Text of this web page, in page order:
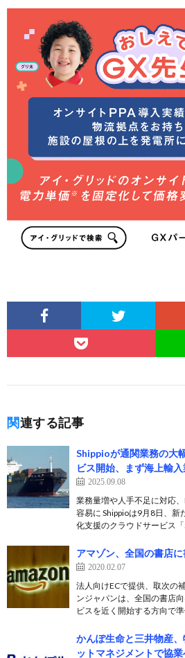
関連する記事
Shippioが通関業務の大
ビス開始、まず海上輸
2025.09.08
業務量増や人手不足に対応
容易に Shippioは9月8日、
化支援のクラウドサービス
アマゾン、全国の書店
2020.02.07
法人向けECで提供、取次の
ンジャパンは、全国の書店
ビスを近く開始する方向で
かんぽ生命と三井物産
ットマネジメントで協業